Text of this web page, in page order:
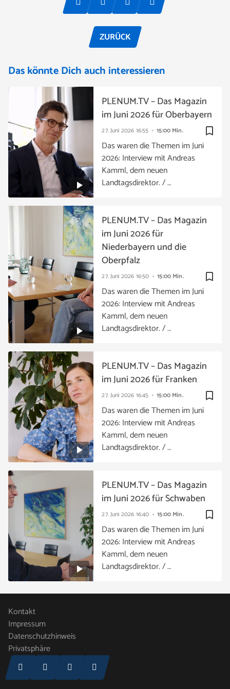
ZURÜCK
Das könnte Dich auch interessieren
bookmark_border
27. Juni 2026 16:55 15:00 Min.
PLENUM.TV – Das Magazin
im Juni 2026 für Oberbayern
Das waren die Themen im Juni
2026: Interview mit Andreas
Kamml, dem neuen
Landtagsdirektor. / …
bookmark_border
27. Juni 2026 16:50 15:00 Min.
PLENUM.TV – Das Magazin
im Juni 2026 für
Niederbayern und die
Oberpfalz
Das waren die Themen im Juni
2026: Interview mit Andreas
Kamml, dem neuen
Landtagsdirektor. / …
bookmark_border
27. Juni 2026 16:45 15:00 Min.
PLENUM.TV – Das Magazin
im Juni 2026 für Franken
Das waren die Themen im Juni
2026: Interview mit Andreas
Kamml, dem neuen
Landtagsdirektor. / …
bookmark_border
27. Juni 2026 16:40 15:00 Min.
PLENUM.TV – Das Magazin
im Juni 2026 für Schwaben
Das waren die Themen im Juni
2026: Interview mit Andreas
Kamml, dem neuen
Landtagsdirektor. / …
Kontakt
Impressum
Datenschutzhinweis
Privatsphäre